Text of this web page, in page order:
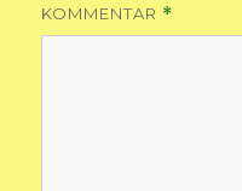
KOMMENTAR *